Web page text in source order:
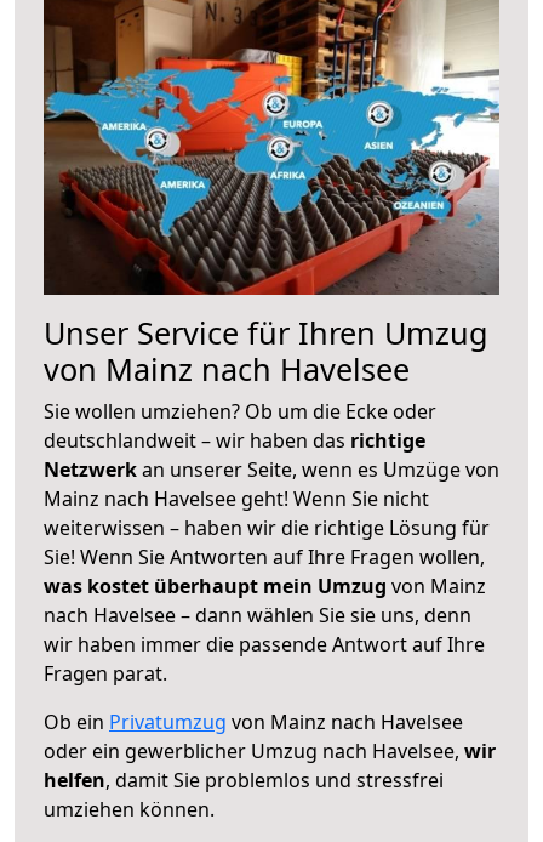
Unser Service für Ihren Umzug
von Mainz nach Havelsee
Sie wollen umziehen? Ob um die Ecke oder
deutschlandweit – wir haben das richtige
Netzwerkan unserer Seite, wenn es Umzüge von
Mainz nach Havelsee geht! Wenn Sie nicht
weiterwissen – haben wir die richtige Lösung für
Sie! Wenn Sie Antworten auf Ihre Fragen wollen,
was kostet überhaupt mein Umzug von Mainz
nach Havelsee – dann wählen Sie sie uns, denn
wir haben immer die passende Antwort auf Ihre
Fragen parat.
Ob ein Privatumzug von Mainz nach Havelsee
oder ein gewerblicher Umzug nach Havelsee, wir
helfen, damit Sie problemlos und stressfrei
umziehen können.